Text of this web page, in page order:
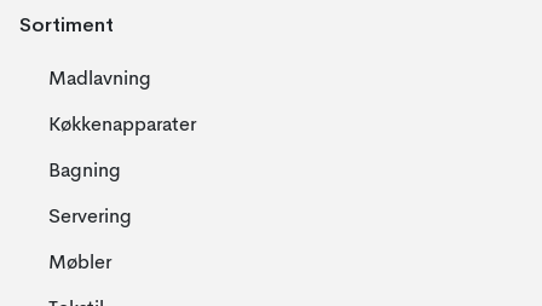
Sortiment
Madlavning
Køkkenapparater
Bagning
Servering
Møbler